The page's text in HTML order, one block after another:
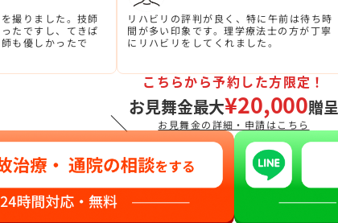
撮りました。技師
たですし、てきぱ
も優しかったで
リハビリの評判が良く、特に午前は待ち時
間が多い印象です。理学療法士の方が丁寧
にリハビリをしてくれました。
＼
こちらから予約した方限定！
お見舞金最大¥20,000贈呈
お見舞金の詳細・申請はこちら